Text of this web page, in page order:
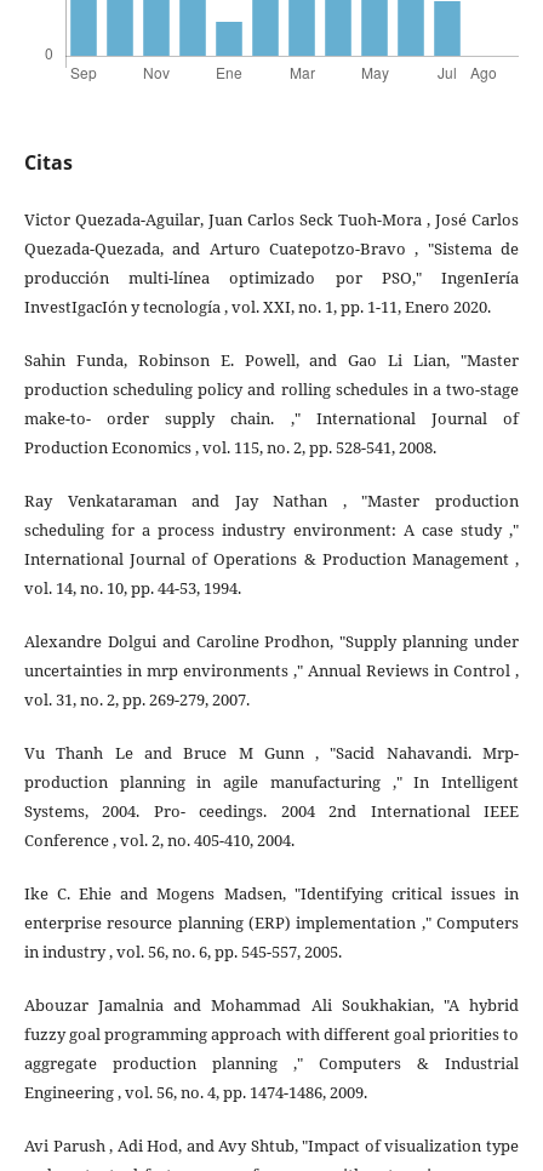
Citas
Victor Quezada-Aguilar, Juan Carlos Seck Tuoh-Mora , José Carlos
Quezada-Quezada, and Arturo Cuatepotzo-Bravo , "Sistema de
producción multi-línea optimizado por PSO," IngenIería
InvestIgacIón y tecnología , vol. XXI, no. 1, pp. 1-11, Enero 2020.
Sahin Funda, Robinson E. Powell, and Gao Li Lian, "Master
production scheduling policy and rolling schedules in a two-stage
make-to- order supply chain. ," International Journal of
Production Economics , vol. 115, no. 2, pp. 528-541, 2008.
Ray Venkataraman and Jay Nathan , "Master production
scheduling for a process industry environment: A case study ,"
International Journal of Operations & Production Management ,
vol. 14, no. 10, pp. 44-53, 1994.
Alexandre Dolgui and Caroline Prodhon, "Supply planning under
uncertainties in mrp environments ," Annual Reviews in Control ,
vol. 31, no. 2, pp. 269-279, 2007.
Vu Thanh Le and Bruce M Gunn , "Sacid Nahavandi. Mrp-
production planning in agile manufacturing ," In Intelligent
Systems, 2004. Pro- ceedings. 2004 2nd International IEEE
Conference , vol. 2, no. 405-410, 2004.
Ike C. Ehie and Mogens Madsen, "Identifying critical issues in
enterprise resource planning (ERP) implementation ," Computers
in industry , vol. 56, no. 6, pp. 545-557, 2005.
Abouzar Jamalnia and Mohammad Ali Soukhakian, "A hybrid
fuzzy goal programming approach with different goal priorities to
aggregate production planning ," Computers & Industrial
Engineering , vol. 56, no. 4, pp. 1474-1486, 2009.
Avi Parush , Adi Hod, and Avy Shtub, "Impact of visualization type